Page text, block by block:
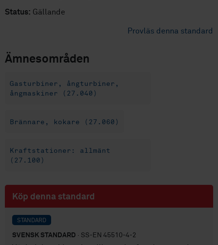
Status: Gällande
Provläs denna standard
Ämnesområden
Gasturbiner, ångturbiner,
ångmaskiner (27.040)
Brännare, kokare (27.060)
Kraftstationer: allmänt
(27.100)
Köp denna standard
STANDARD
SVENSK STANDARD · SS-EN 45510-4-2